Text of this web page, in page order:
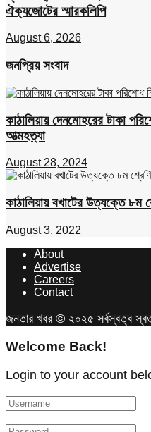
ঐক্যজোটের স্মারকলিপি
August 6, 2026
জনপ্রিয় সংবাদ
কাঠালিয়ায় দেনমোহরের টাকা
আত্মহত্যা
August 28, 2024
কাঠালিয়ায় বখাটের উত্যক্তে ৮ম
August 3, 2022
About
Advertise
Careers
Contact
জনতার খবর © ২০২৫ সর্বস্বত্ব
Welcome Back!
Login to your account